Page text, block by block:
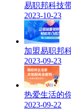
易职邦科技
2023-10-23
加盟易职邦
2023-09-23
热爱生活的
2023-09-22